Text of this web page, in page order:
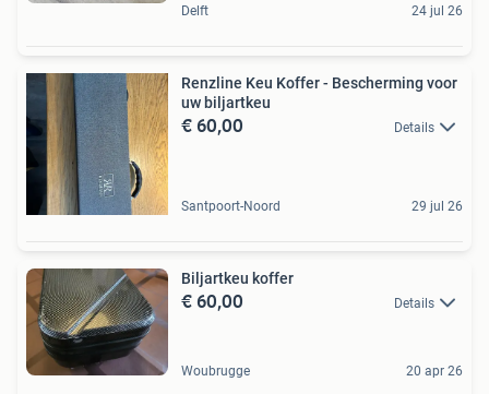
Delft 24 jul 26
Renzline Keu Koffer - Bescherming voor
uw biljartkeu
€ 60,00 Details
Santpoort-Noord 29 jul 26
Biljartkeu koffer
€ 60,00 Details
Woubrugge 20 apr 26